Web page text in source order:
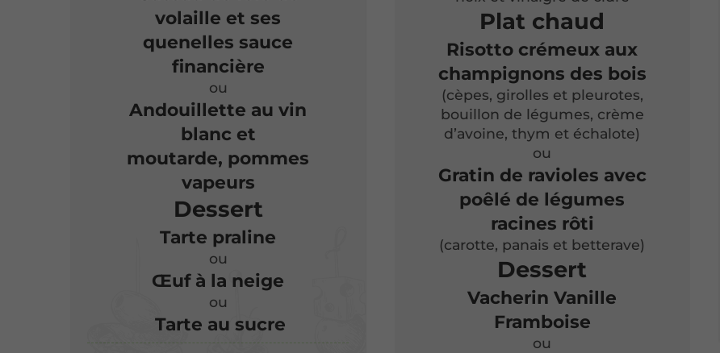
volaille et ses
quenelles sauce
financière
ou
Andouillette au vin
blanc et
moutarde, pommes
vapeurs
Dessert
Tarte praline
ou
Œuf à la neige
ou
Tarte au sucre
Plat chaud
Risotto crémeux aux
champignons des bois
(cèpes, girolles et pleurotes,
bouillon de légumes, crème
d’avoine, thym et échalote)
ou
Gratin de ravioles avec
poêlé de légumes
racines rôti
(carotte, panais et betterave)
Dessert
Vacherin Vanille
Framboise
ou